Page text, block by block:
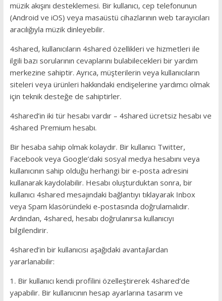
müzik akışını desteklemesi. Bir kullanıcı, cep telefonunun
(Android ve iOS) veya masaüstü cihazlarının web tarayıcıları
aracılığıyla müzik dinleyebilir.
4shared, kullanıcıların 4shared özellikleri ve hizmetleri ile
ilgili bazı sorularının cevaplarını bulabilecekleri bir yardım
merkezine sahiptir. Ayrıca, müşterilerin veya kullanıcıların
siteleri veya ürünleri hakkındaki endişelerine yardımcı olmak
için teknik desteğe de sahiptirler.
4shared’in iki tür hesabı vardır – 4shared ücretsiz hesabı ve
4shared Premium hesabı.
Bir hesaba sahip olmak kolaydır. Bir kullanıcı Twitter,
Facebook veya Google’daki sosyal medya hesabını veya
kullanıcının sahip olduğu herhangi bir e-posta adresini
kullanarak kaydolabilir. Hesabı oluşturduktan sonra, bir
kullanıcı 4shared mesajındaki bağlantıyı tıklayarak Inbox
veya Spam klasöründeki e-postasında doğrulamalıdır.
Ardından, 4shared, hesabı doğrulanırsa kullanıcıyı
bilgilendirir.
4shared’in bir kullanıcısı aşağıdaki avantajlardan
yararlanabilir:
1. Bir kullanıcı kendi profilini özelleştirerek 4shared’de
yapabilir. Bir kullanıcının hesap ayarlarına tasarım ve